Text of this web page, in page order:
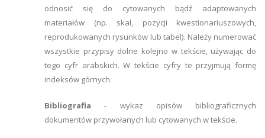
odnosić się do cytowanych bądź adaptowanych
materiałów (np. skal, pozycji kwestionariuszowych,
reprodukowanych rysunków lub tabel). Należy numerować
wszystkie przypisy dolne kolejno w tekście, używając do
tego cyfr arabskich. W tekście cyfry te przyjmują formę
indeksów górnych.
Bibliografia- wykaz opisów bibliograficznych
dokumentów przywołanych lub cytowanych w tekście.